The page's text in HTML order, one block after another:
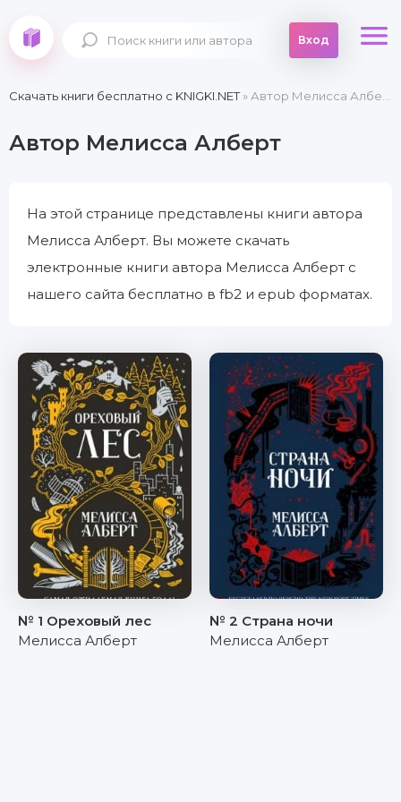
Вход
Скачать книги бесплатно c KNIGKI.NET» Автор Мелисса Алберт
Автор Мелисса Алберт
На этой странице представлены книги автора
Мелисса Алберт. Вы можете скачать
электронные книги автора Мелисса Алберт с
нашего сайта бесплатно в fb2 и epub форматах.
№ 1 Ореховый лес
Мелисса Алберт
№ 2 Страна ночи
Мелисса Алберт